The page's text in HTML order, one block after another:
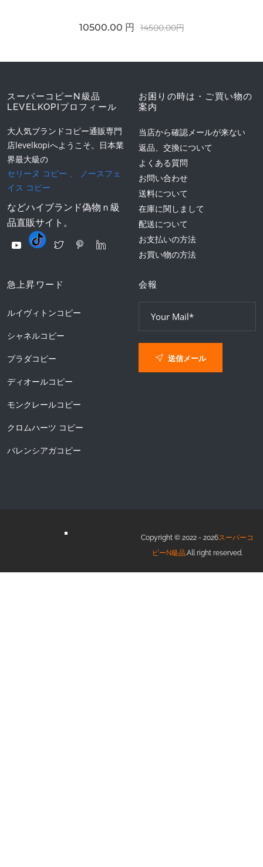
10500.00 円 14500.00円
スーパーコピーN級品
LEVELKOPIプロフィール
大人気ブランドコピー通販専門
店levelkopiへようこそ。日本業
界最大級の
セリーヌ コピー 、
ノースフェ
イス コピー
などハイブランド偽物ｎ級
品直販サイト。
お困りの時は・ご買い物の
案内
当店から確認メールが来ない
返品、交換について
よくある質問
お問い合わせ
送料について
在庫に関しまして
配送について
お支払いの方法
お買い物の方法
急上昇ワード
ルイヴィトンコピー
シャネルコピー
プラダコピー
ディオールコピー
モンクレールコピー
クロムハーツ コピー
バレンシアガコピー
会報
送信メール
Copyright © 2022 - 2026スーパーコ
ピーN級品.All right reserved.